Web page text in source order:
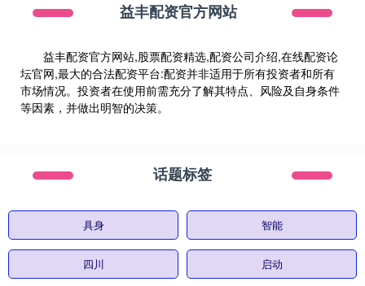
益丰配资官方网站
益丰配资官方网站,股票配资精选,配资公司介绍,在线配资论
坛官网,最大的合法配资平台:配资并非适用于所有投资者和所有
市场情况。投资者在使用前需充分了解其特点、风险及自身条件
等因素，并做出明智的决策。
话题标签
具身 智能
四川 启动